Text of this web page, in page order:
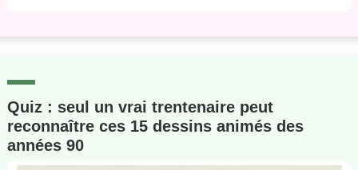
Quiz : seul un vrai trentenaire peut
reconnaître ces 15 dessins animés des
années 90